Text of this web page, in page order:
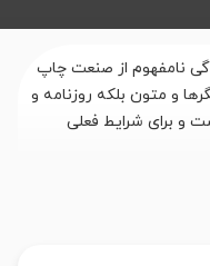
نامفهوم از صنعت چاپ
و متون بلکه روزنامه و
و برای شرایط فعلی